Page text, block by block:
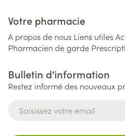
Votre pharmacie
A propos de nous Liens utiles
Pharmacien de garde
Bulletin d’information
Restez informé des nouveaux